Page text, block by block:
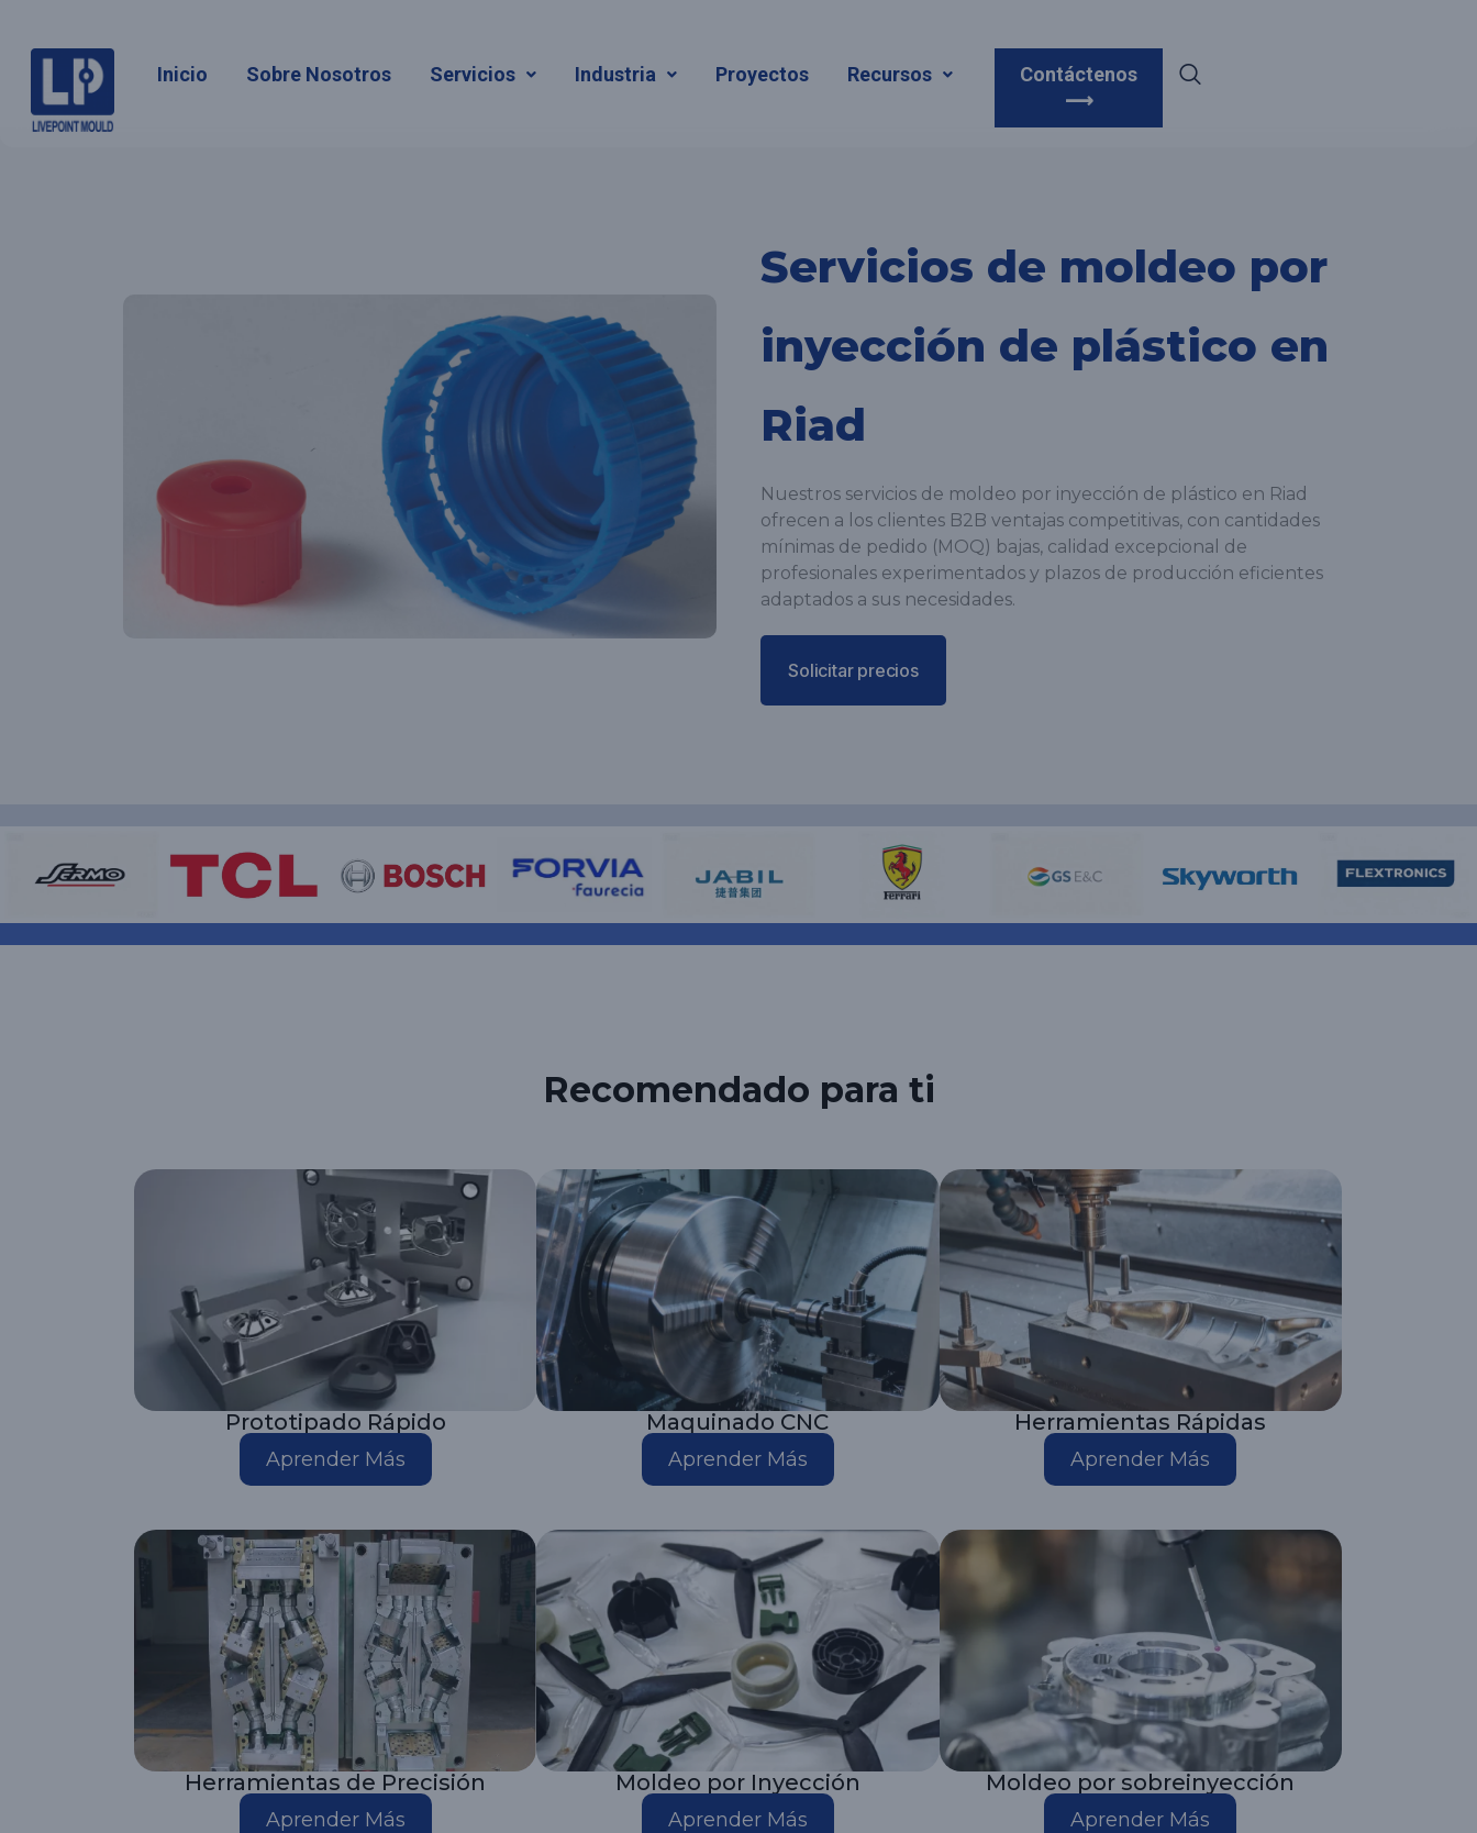
Inicio Sobre Nosotros Servicios Industria Proyectos Recursos
Contáctenos
⟶
Servicios de moldeo por
inyección de plástico en
Riad
Nuestros servicios de moldeo por inyección de plástico en Riad
ofrecen a los clientes B2B ventajas competitivas, con cantidades
mínimas de pedido (MOQ) bajas, calidad excepcional de
profesionales experimentados y plazos de producción eficientes
adaptados a sus necesidades.
Solicitar precios
Recomendado para ti
Prototipado Rápido
Aprender Más
Maquinado CNC
Aprender Más
Herramientas Rápidas
Aprender Más
Herramientas de Precisión
Aprender Más
Moldeo por Inyección
Aprender Más
Moldeo por sobreinyección
Aprender Más